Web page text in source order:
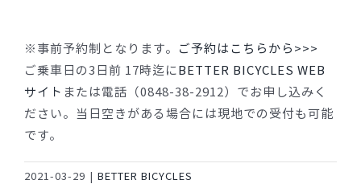
※事前予約制となります。 ご予約はこちらから>>>
ご乗車日の3日前 17時迄にBETTER BICYCLES WEB
サイト または電話（0848-38-2912）でお申し込みく
ださい。当日空きがある場合には現地での受付も可能
です。
2021-03-29 | BETTER BICYCLES